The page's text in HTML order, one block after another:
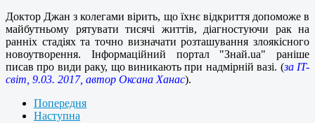
Доктор Джан з колегами вірить, що їхнє відкриття допоможе в
майбутньому рятувати тисячі життів, діагностуючи рак на
ранніх стадіях та точно визначати розташування злоякісного
новоутворення. Інформаційний портал "Знай.ua" раніше
писав про види раку, що виникають при надмірній вазі. (за IT-
світ, 9.03. 2017, автор Оксана Ханас).
Попередня
Наступна